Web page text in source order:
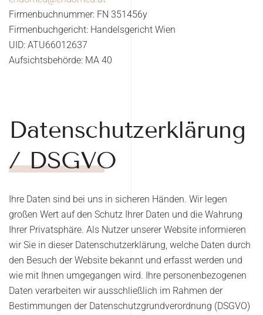
Firmenbuchnummer: FN 351456y
Firmenbuchgericht: Handelsgericht Wien
UID: ATU66012637
Aufsichtsbehörde: MA 40
Datenschutzerklärung
/ DSGVO
Ihre Daten sind bei uns in sicheren Händen. Wir legen
großen Wert auf den Schutz Ihrer Daten und die Wahrung
Ihrer Privatsphäre. Als Nutzer unserer Website informieren
wir Sie in dieser Datenschutzerklärung, welche Daten durch
den Besuch der Website bekannt und erfasst werden und
wie mit Ihnen umgegangen wird. Ihre personenbezogenen
Daten verarbeiten wir ausschließlich im Rahmen der
Bestimmungen der Datenschutzgrundverordnung (DSGVO)